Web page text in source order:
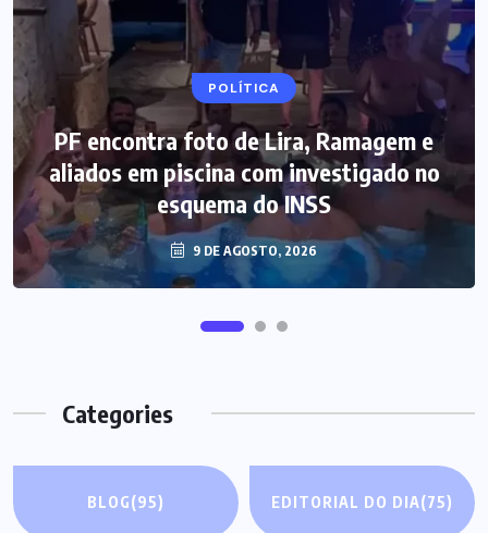
POLÍTICA
PF encontra foto de Lira, Ramagem e
aliados em piscina com investigado no
esquema do INSS
9 DE AGOSTO, 2026
Categories
BLOG(95) EDITORIAL DO DIA(75)